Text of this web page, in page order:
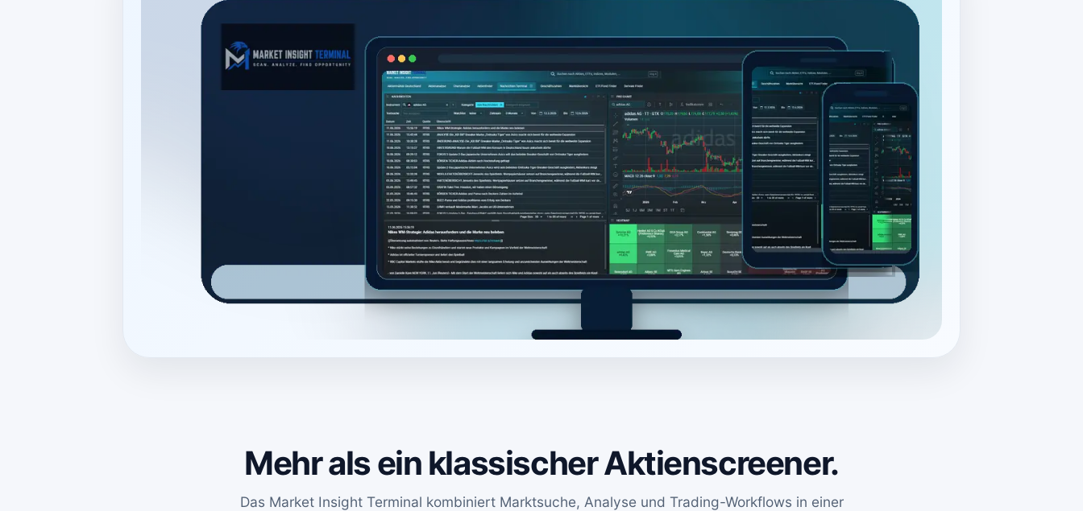
Mehr als ein klassischer Aktienscreener.
Das Market Insight Terminal kombiniert Marktsuche, Analyse und Trading-Workflows in einer